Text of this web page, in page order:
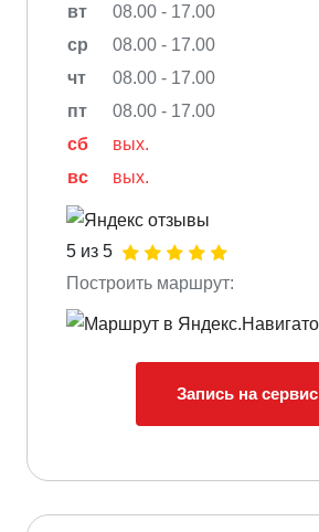
вт
08.00 - 17.00
ср
08.00 - 17.00
чт
08.00 - 17.00
пт
08.00 - 17.00
сб
вых.
вс
вых.
5 из 5
Построить маршрут:
Запись на сервис